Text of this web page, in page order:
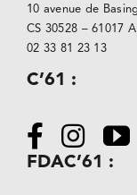
10 avenue de
CS 30528 –61017
02 33 81 23 13
C’61 :
FDAC’61 :